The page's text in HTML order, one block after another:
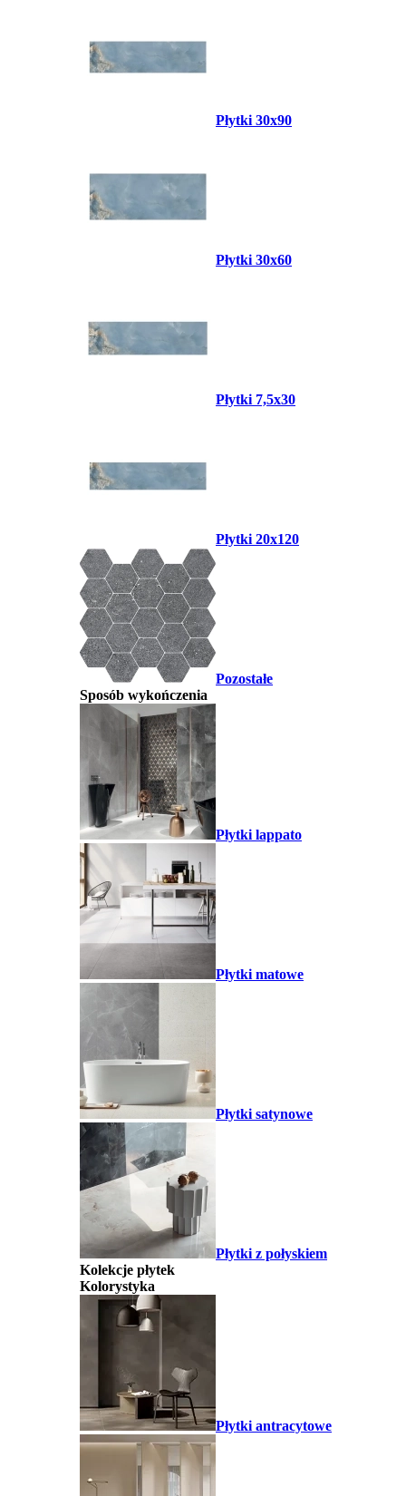
Płytki 30x90
Płytki 30x60
Płytki 7,5x30
Płytki 20x120
Pozostałe
Sposób wykończenia
Płytki lappato
Płytki matowe
Płytki satynowe
Płytki z połyskiem
Kolekcje płytek
Kolorystyka
Płytki antracytowe